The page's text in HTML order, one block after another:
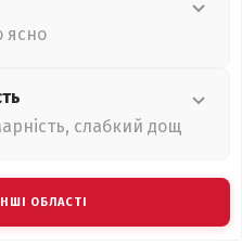
ясно
слабкий дощ
ОБЛАСТІ